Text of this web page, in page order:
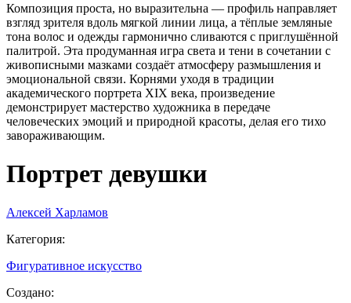
Композиция проста, но выразительна — профиль направляет
взгляд зрителя вдоль мягкой линии лица, а тёплые земляные
тона волос и одежды гармонично сливаются с приглушённой
палитрой. Эта продуманная игра света и тени в сочетании с
живописными мазками создаёт атмосферу размышления и
эмоциональной связи. Корнями уходя в традиции
академического портрета XIX века, произведение
демонстрирует мастерство художника в передаче
человеческих эмоций и природной красоты, делая его тихо
завораживающим.
Портрет девушки
Алексей Харламов
Категория:
Фигуративное искусство
Создано: